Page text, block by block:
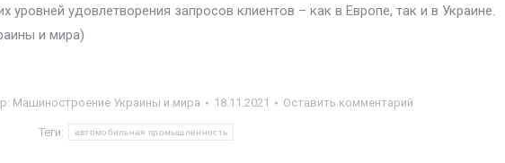
удовлетворения запросов клиентов – как в Европе, так и в Украине.
и мира)
Машиностроение Украины и мира 18.11.2021 Оставить комментарий
Теги: автомобильная промышленность